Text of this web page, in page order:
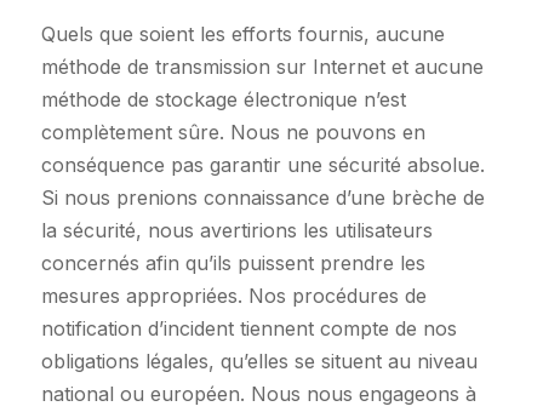
Quels que soient les efforts fournis, aucune
méthode de transmission sur Internet et aucune
méthode de stockage électronique n’est
complètement sûre. Nous ne pouvons en
conséquence pas garantir une sécurité absolue.
Si nous prenions connaissance d’une brèche de
la sécurité, nous avertirions les utilisateurs
concernés afin qu’ils puissent prendre les
mesures appropriées. Nos procédures de
notification d’incident tiennent compte de nos
obligations légales, qu’elles se situent au niveau
national ou européen. Nous nous engageons à